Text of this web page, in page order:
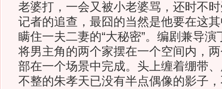
老婆打，一会又被小老婆骂，还时不
记者的追查，最囧的当然是他要在这
瞒住一夫二妻的“大秘密”。编剧兼导
将男主角的两个家摆在一个空间内，
部在一个场景中完成。头上缠着绷带
不整的朱孝天已没有半点偶像的影子